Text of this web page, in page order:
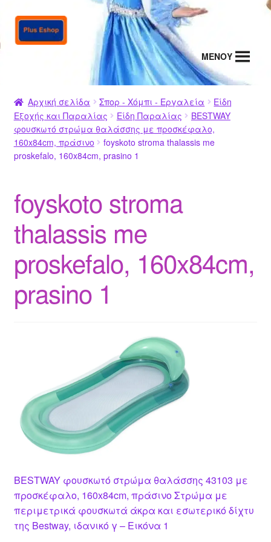
Απευθείας
μετάβαση
Μετάβαση
σε
MENΟΥ
Αρχική σελίδα Σπορ - Χόμπι - Εργαλεία
Είδη
Εξοχής και Παραλίας
Είδη Παραλίας
BESTWAY
φουσκωτό στρώμα θαλάσσης με προσκέφαλο,
160x84cm, πράσινο
foyskoto stroma thalassis me
proskefalo, 160x84cm, prasino 1
foyskoto stroma
thalassis me
proskefalo, 160x84cm,
prasino 1
BESTWAY φουσκωτό στρώμα θαλάσσης 43103 με
προσκέφαλο, 160x84cm, πράσινο Στρώμα με
περιμετρικά φουσκωτά άκρα και εσωτερικό δίχτυ
της Bestway, ιδανικό γ – Εικόνα 1